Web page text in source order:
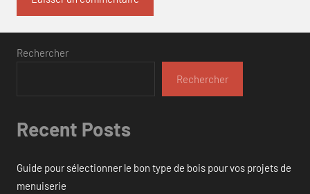
Rechercher
Rechercher
Recent Posts
Guide pour sélectionner le bon type de bois pour vos projets de
menuiserie